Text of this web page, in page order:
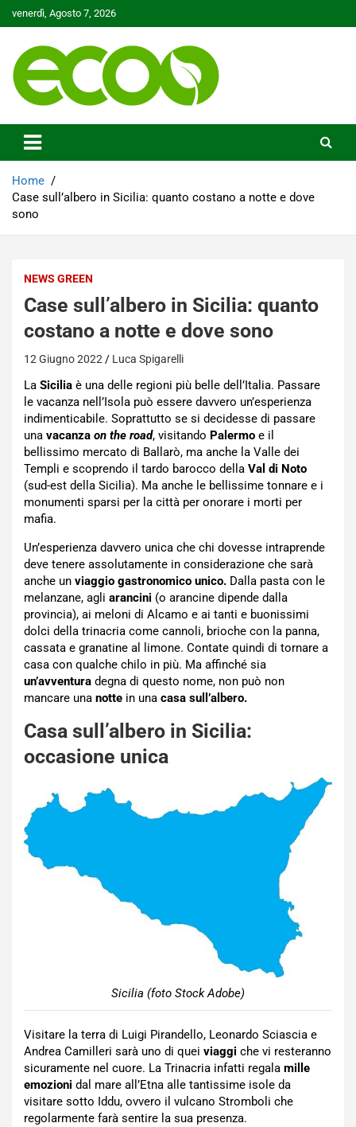
to
venerdì, Agosto 7, 2026
Ecoo.it
Home
Case sull’albero in Sicilia: quanto costano a notte e dove
sono
NEWS GREEN
Case sull’albero in Sicilia: quanto
costano a notte e dove sono
12 Giugno 2022 Luca Spigarelli
La Sicilia è una delle regioni più belle dell’Italia. Passare
le vacanza nell’Isola può essere davvero un’esperienza
indimenticabile. Soprattutto se si decidesse di passare
una vacanza on the road, visitando Palermo e il
bellissimo mercato di Ballarò, ma anche la Valle dei
Templi e scoprendo il tardo barocco della Val di Noto
(sud-est della Sicilia). Ma anche le bellissime tonnare e i
monumenti sparsi per la città per onorare i morti per
mafia.
Un’esperienza davvero unica che chi dovesse intraprende
deve tenere assolutamente in considerazione che sarà
anche un viaggio gastronomico unico. Dalla pasta con le
melanzane, agli arancini (o arancine dipende dalla
provincia), ai meloni di Alcamo e ai tanti e buonissimi
dolci della trinacria come cannoli, brioche con la panna,
cassata e granatine al limone. Contate quindi di tornare a
casa con qualche chilo in più. Ma affinché sia
un’avventura degna di questo nome, non può non
mancare una notte in una casa sull’albero.
Casa sull’albero in Sicilia:
occasione unica
Sicilia (foto Stock Adobe)
Visitare la terra di Luigi Pirandello, Leonardo Sciascia e
Andrea Camilleri sarà uno di quei viaggi che vi resteranno
sicuramente nel cuore. La Trinacria infatti regala mille
emozioni dal mare all’Etna alle tantissime isole da
visitare sotto Iddu, ovvero il vulcano Stromboli che
regolarmente farà sentire la sua presenza.